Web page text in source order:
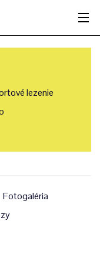
lezenie
Fotogaléria